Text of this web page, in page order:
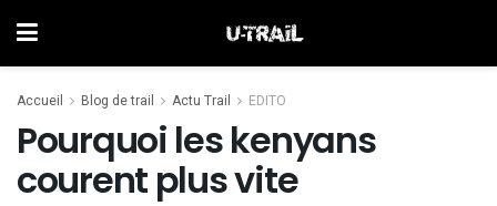
Accueil Blog de trail Actu Trail EDITO
Pourquoi les kenyans
courent plus vite